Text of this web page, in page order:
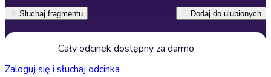
Słuchaj fragmentu Dodaj do ulubionych
Cały odcinek dostępny za darmo
Zaloguj się i słuchaj odcinka